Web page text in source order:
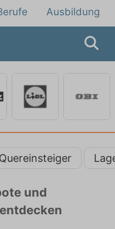
Ausbildung
Quereinsteiger
und